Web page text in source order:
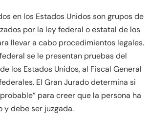
en los Estados Unidos son grupos de
por la ley federal o estatal de los
llevar a cabo procedimientos legales.
se le presentan pruebas del
los Estados Unidos, al Fiscal General
El Gran Jurado determina si
para creer que la persona ha
debe ser juzgada.